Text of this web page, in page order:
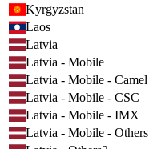
Kyrgyzstan
Laos
Latvia
Latvia - Mobile
Latvia - Mobile - Camel
Latvia - Mobile - CSC
Latvia - Mobile - IMX
Latvia - Mobile - Others